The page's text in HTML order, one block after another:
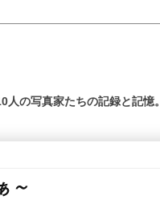
の写真家たちの記録と記憶。
～